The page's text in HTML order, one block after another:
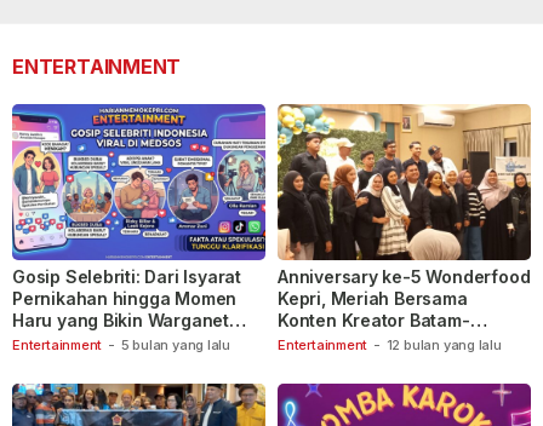
ENTERTAINMENT
Entertainment - 5 bulan yang lalu
Gosip Selebriti: Dari Isyarat
Pernikahan hingga Momen
Haru yang Bikin Warganet
Berspekulasi
Entertainment - 12 bulan yang lalu
Anniversary ke-5 Wonderfood
Kepri, Meriah Bersama
Konten Kreator Batam-
Tanjungpinang